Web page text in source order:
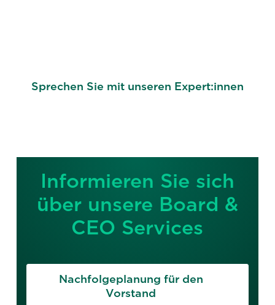
Sprechen Sie mit unseren Expert:innen
Informieren Sie sich
über unsere Board &
CEO Services
Nachfolgeplanung für den
Vorstand